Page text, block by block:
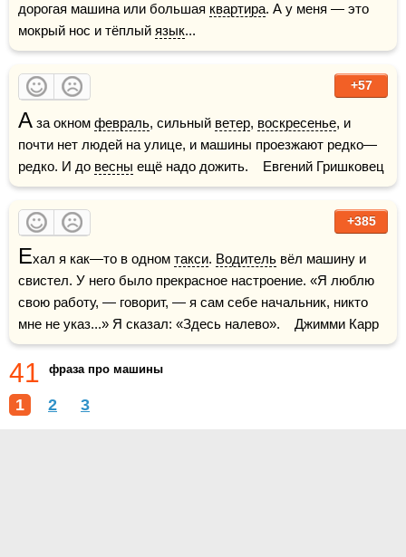
дорогая машина или большая квартира. А у меня — это
мокрый нос и тёплый язык...
+57
А за окном февраль, сильный ветер, воскресенье, и
почти нет людей на улице, и машины проезжают редко—
редко. И до весны ещё надо дожить.    Евгений Гришковец
+385
Ехал я как—то в одном такси. Водитель вёл машину и
свистел. У него было прекрасное настроение. «Я люблю
свою работу, — говорит, — я сам себе начальник, никто
мне не указ...» Я сказал: «Здесь налево».    Джимми Карр
41 фраза про машины
1 2 3